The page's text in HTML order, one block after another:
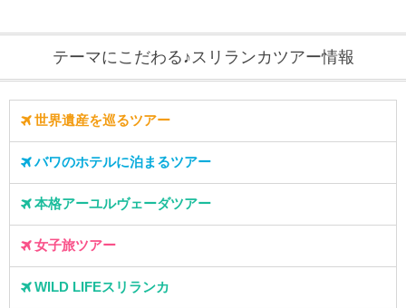
テーマにこだわる♪スリランカツアー情報
世界遺産を巡るツアー
バワのホテルに泊まるツアー
本格アーユルヴェーダツアー
女子旅ツアー
WILD LIFEスリランカ